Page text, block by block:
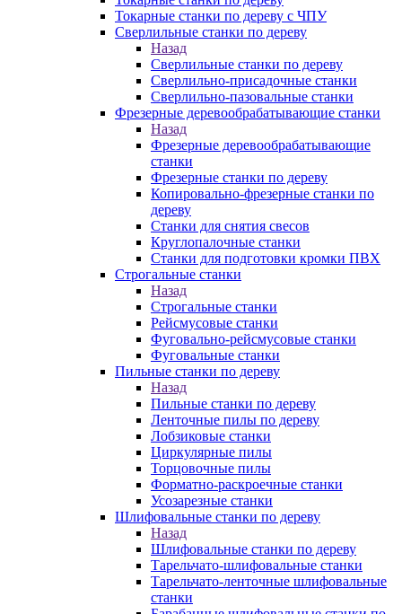
Токарные станки по дереву с ЧПУ
Сверлильные станки по дереву
Назад
Сверлильные станки по дереву
Сверлильно-присадочные станки
Сверлильно-пазовальные станки
Фрезерные деревообрабатывающие станки
Назад
Фрезерные деревообрабатывающие
станки
Фрезерные станки по дереву
Копировально-фрезерные станки по
дереву
Станки для снятия свесов
Круглопалочные станки
Станки для подготовки кромки ПВХ
Строгальные станки
Назад
Строгальные станки
Рейсмусовые станки
Фуговально-рейсмусовые станки
Фуговальные станки
Пильные станки по дереву
Назад
Пильные станки по дереву
Ленточные пилы по дереву
Лобзиковые станки
Циркулярные пилы
Торцовочные пилы
Форматно-раскроечные станки
Усозарезные станки
Шлифовальные станки по дереву
Назад
Шлифовальные станки по дереву
Тарельчато-шлифовальные станки
Тарельчато-ленточные шлифовальные
станки